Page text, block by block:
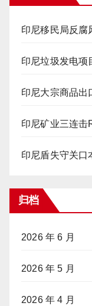
印尼移民局反腐
印尼垃圾发电项
印尼大宗商品出
印尼矿业三连
印尼盾失守关口
归档
2026 年 6 月
2026 年 5 月
2026 年 4 月